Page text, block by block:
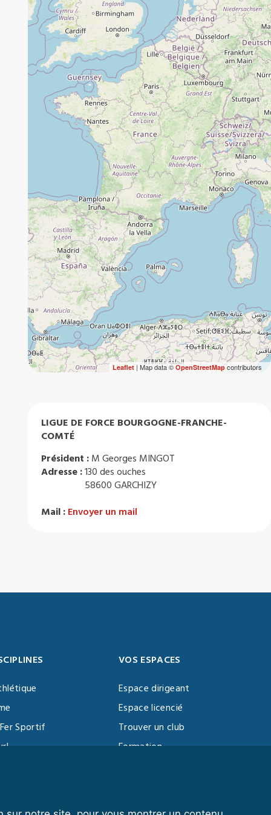
Leaflet| Map data ©OpenStreetMapcontributors
LIGUE DE FORCE BOURGOGNE-FRANCHE-
COMTÉ
Président : M Georges MINGOT
Adresse :130 des ouches
58600 GARCHIZY
Mail : Envoyer un mail
Sportif
VOS ESPACES
Espace dirigeant
Espace licencié
Trouver un club
Formation